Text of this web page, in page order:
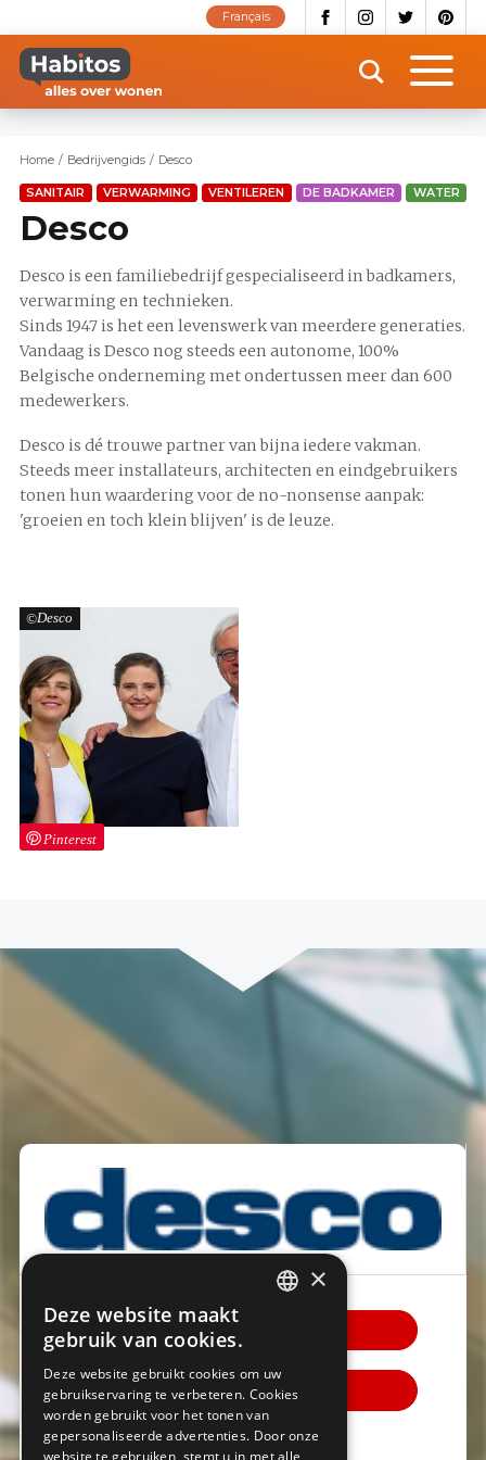
naar
inhoud
gaan
Français
Home Bedrijvengids Desco
SANITAIR VERWARMING VENTILEREN DE BADKAMER WATER
Desco
Desco is een familiebedrijf gespecialiseerd in badkamers,
verwarming en technieken.
Sinds 1947 is het een levenswerk van meerdere generaties.
Vandaag is Desco nog steeds een autonome, 100%
Belgische onderneming met ondertussen meer dan 600
medewerkers.
Desco is dé trouwe partner van bijna iedere vakman.
Steeds meer installateurs, architecten en eindgebruikers
tonen hun waardering voor de no-nonsense aanpak:
'groeien en toch klein blijven' is de leuze.
Desco
Pinterest
Contact DESCO
Bezoek website
+32 033 26 33 33
×
Deze website maakt
gebruik van cookies.
Deze website gebruikt cookies om uw
gebruikservaring te verbeteren. Cookies
worden gebruikt voor het tonen van
gepersonaliseerde advertenties. Door onze
website te gebruiken, stemt u in met alle